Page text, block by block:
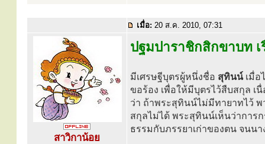
เมื่อ: 20 ส.ค. 2010, 07:31
สาวิกาน้อย
ปฐมปาราชิกสิกขาบท
มีเศรษฐีบุตรผู้หนึ่งชื่อ สุทินน์เมื่อ
ขอร้อง เพื่อให้มีบุตรไว้สืบสกุล
ว่า ถ้าพระสุทินน์ไม่มีทายาทไว้
สกุลไม่ได้ พระสุทินน์เห็นว่าการ
ธรรมกับภรรยาเก่าของตน จนน